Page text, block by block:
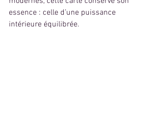
essence : celle d’une puissance
intérieure équilibrée.